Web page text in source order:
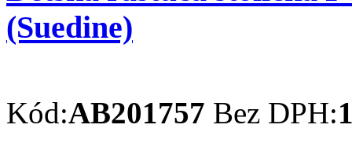
(Suedine)
Kód:AB201757 Bez DPH: